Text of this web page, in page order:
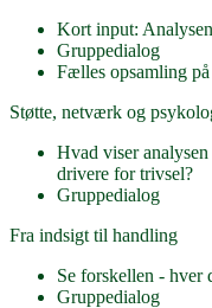
Kort input:
Gruppedialog
Fælles opsamling
Støtte, netværk og
Hvad viser
drivere for trivsel?
Gruppedialog
Fra indsigt til handling
Se forskellen - hver
Gruppedialog